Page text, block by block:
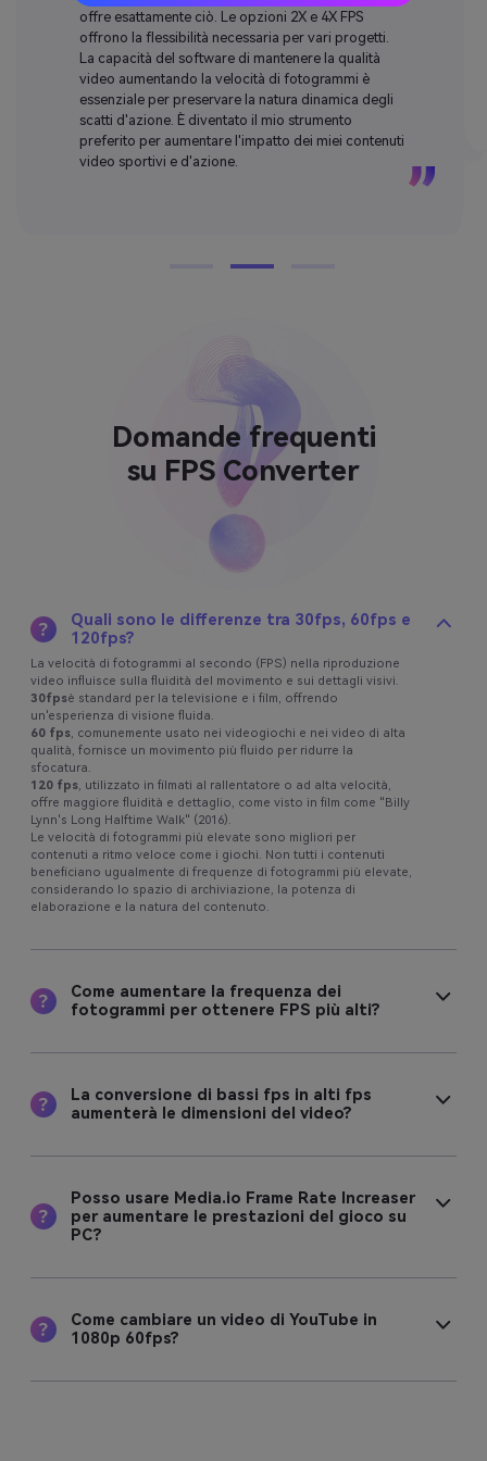
offre esattamente ciò. Le opzioni 2X e 4X FPS
offrono la flessibilità necessaria per vari progetti.
La capacità del software di mantenere la qualità
video aumentando la velocità di fotogrammi è
essenziale per preservare la natura dinamica degli
scatti d'azione. È diventato il mio strumento
preferito per aumentare l'impatto dei miei contenuti
video sportivi e d'azione.
Domande frequenti
su FPS Converter
Quali sono le differenze tra 30fps, 60fps e
120fps?
La velocità di fotogrammi al secondo (FPS) nella riproduzione
video influisce sulla fluidità del movimento e sui dettagli visivi.
30fpsè standard per la televisione e i film, offrendo
un'esperienza di visione fluida.
60 fps, comunemente usato nei videogiochi e nei video di alta
qualità, fornisce un movimento più fluido per ridurre la
sfocatura.
120 fps, utilizzato in filmati al rallentatore o ad alta velocità,
offre maggiore fluidità e dettaglio, come visto in film come "Billy
Lynn's Long Halftime Walk" (2016).
Le velocità di fotogrammi più elevate sono migliori per
contenuti a ritmo veloce come i giochi. Non tutti i contenuti
beneficiano ugualmente di frequenze di fotogrammi più elevate,
considerando lo spazio di archiviazione, la potenza di
elaborazione e la natura del contenuto.
Come aumentare la frequenza dei
fotogrammi per ottenere FPS più alti?
La conversione di bassi fps in alti fps
aumenterà le dimensioni del video?
Posso usare Media.io Frame Rate Increaser
per aumentare le prestazioni del gioco su
PC?
Come cambiare un video di YouTube in
1080p 60fps?